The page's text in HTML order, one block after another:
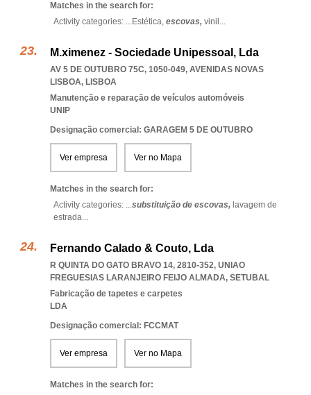
Matches in the search for:
Activity categories: ...Estética, escovas, vinil ...
M.ximenez - Sociedade Unipessoal, Lda
AV 5 DE OUTUBRO 75C, 1050-049, AVENIDAS NOVAS
LISBOA, LISBOA
Manutenção e reparação de veículos automóveis
UNIP
Designação comercial: GARAGEM 5 DE OUTUBRO
Ver empresa Ver no Mapa
Matches in the search for:
Activity categories: ...substituição de escovas, lavagem de
estrada...
Fernando Calado & Couto, Lda
R QUINTA DO GATO BRAVO 14, 2810-352, UNIAO
FREGUESIAS LARANJEIRO FEIJO ALMADA, SETUBAL
Fabricação de tapetes e carpetes
LDA
Designação comercial: FCCMAT
Ver empresa Ver no Mapa
Matches in the search for: